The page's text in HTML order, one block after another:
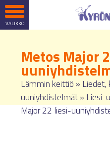
Metos Major
Lämmin keittiö » Liedet,
uuniyhdistelmät» Liesi-
Major 22 liesi-